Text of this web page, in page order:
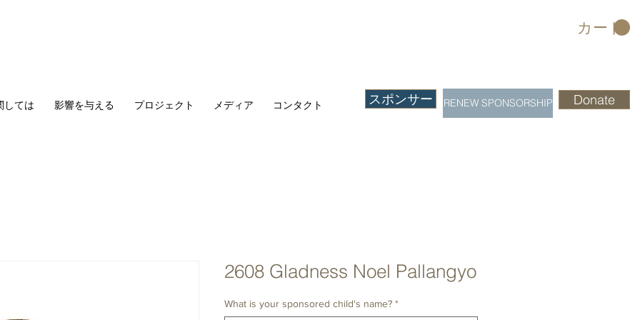
カート
しては 影響を与える プロジェクト メディア コンタクト スポンサー RENEW SPONSORSHIP Donate
2608 Gladness Noel Pallangyo
What is your sponsored child's name? *